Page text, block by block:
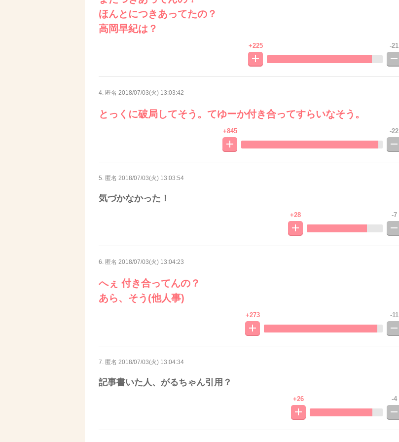
ほんとにつきあってたの？
高岡早紀は？
+225 -21
4. 匿名 2018/07/03(火) 13:03:42
とっくに破局してそう。てゆーか付き合ってすらいなそう。
+845 -22
5. 匿名 2018/07/03(火) 13:03:54
気づかなかった！
+28 -7
6. 匿名 2018/07/03(火) 13:04:23
へぇ 付き合ってんの？
あら、そう(他人事)
+273 -11
7. 匿名 2018/07/03(火) 13:04:34
記事書いた人、がるちゃん引用？
+26 -4